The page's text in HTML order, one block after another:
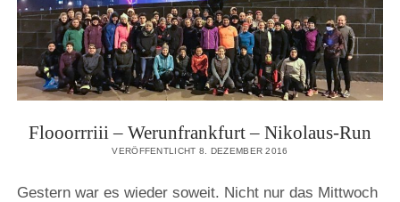
Flooorrriii – Werunfrankfurt – Nikolaus-Run
VERÖFFENTLICHT 8. DEZEMBER 2016
Gestern war es wieder soweit. Nicht nur das Mittwoch